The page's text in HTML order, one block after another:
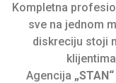
Kompletna
sve na jednom
diskreciju stoji
Agencija „STAN“